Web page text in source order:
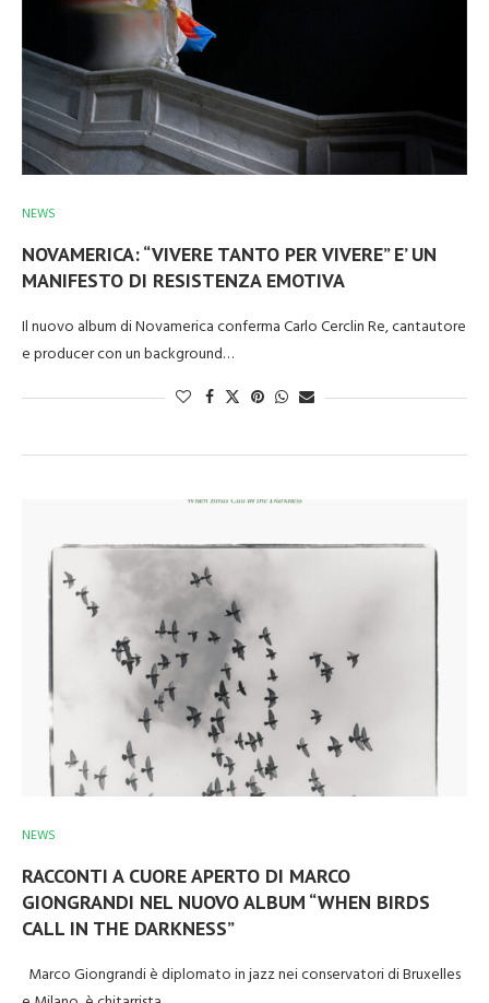
NEWS
NOVAMERICA: “VIVERE TANTO PER VIVERE” E’ UN
MANIFESTO DI RESISTENZA EMOTIVA
Il nuovo album di Novamerica conferma Carlo Cerclin Re, cantautore
e producer con un background…
NEWS
RACCONTI A CUORE APERTO DI MARCO
GIONGRANDI NEL NUOVO ALBUM “WHEN BIRDS
CALL IN THE DARKNESS”
Marco Giongrandi è diplomato in jazz nei conservatori di Bruxelles